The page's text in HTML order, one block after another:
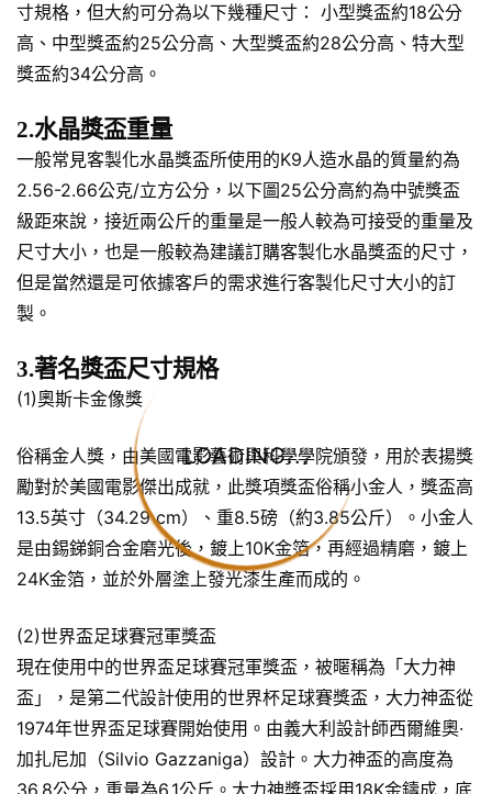
LOADING...
寸規格，但大約可分為以下幾種尺寸： 小型獎盃約18公分
高、中型獎盃約25公分高、大型獎盃約28公分高、特大型
獎盃約34公分高。
2.水晶獎盃重量
一般常見客製化水晶獎盃所使用的K9人造水晶的質量約為
2.56-2.66公克/立方公分，以下圖25公分高約為中號獎盃
級距來說，接近兩公斤的重量是一般人較為可接受的重量及
尺寸大小，也是一般較為建議訂購客製化水晶獎盃的尺寸，
但是當然還是可依據客戶的需求進行客製化尺寸大小的訂
製。
3.著名獎盃尺寸規格
(1)奧斯卡金像獎
俗稱金人獎，由美國電影藝術與科學學院頒發，用於表揚獎
勵對於美國電影傑出成就，此獎項獎盃俗稱小金人，獎盃高
13.5英寸（34.29 cm）、重8.5磅（約3.85公斤）。小金人
是由錫銻銅合金磨光後，鍍上10K金箔，再經過精磨，鍍上
24K金箔，並於外層塗上發光漆生產而成的。
(2)世界盃足球賽冠軍獎盃
現在使用中的世界盃足球賽冠軍獎盃，被暱稱為「大力神
盃」，是第二代設計使用的世界杯足球賽獎盃，大力神盃從
1974年世界盃足球賽開始使用。由義大利設計師西爾維奧·
加扎尼加（Silvio Gazzaniga）設計。大力神盃的高度為
36.8公分，重量為6.1公斤。大力神獎盃採用18K金鑄成，底